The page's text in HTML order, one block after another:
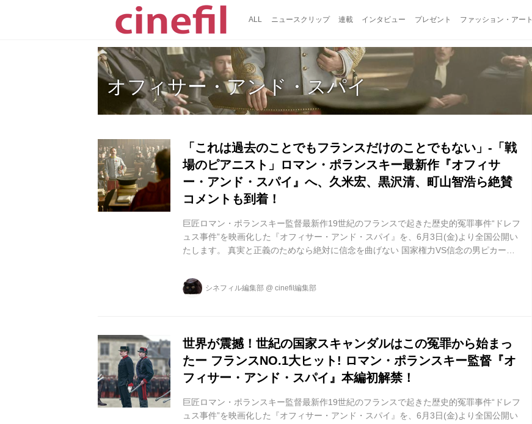
ALL ニュースクリップ 連載 インタビュー プレゼント ファッション・アート
オフィサー・アンド・スパイ
「これは過去のことでもフランスだけのことでもない」-「戦
場のピアニスト」ロマン・ポランスキー最新作『オフィサ
ー・アンド・スパイ』へ、久米宏、黒沢清、町山智浩ら絶賛
コメントも到着！
巨匠ロマン・ポランスキー監督最新作19世紀のフランスで起きた歴史的冤罪事件“ドレフ
ュス事件”を映画化した『オフィサー・アンド・スパイ』を、6月3日(金)より全国公開い
たします。 真実と正義のためなら絶対に信念を曲げない 国家権力VS信念の男ピカール
毀損で訴えられたエミール・ゾラ。彼の証人として主人公ピカールが法廷に立つ場面が
到着。ドレフュスの有罪を画策したアンリ少尉（グレゴリー・ガドゥボワ）が、ピカー
シネフィル編集部 @ cinefil編集部
世界が震撼！世紀の国家スキャンダルはこの冤罪から始まっ
たー フランスNO.1大ヒット! ロマン・ポランスキー監督『オ
フィサー・アンド・スパイ』本編初解禁！
巨匠ロマン・ポランスキー監督最新作19世紀のフランスで起きた歴史的冤罪事件“ドレフ
ュス事件”を映画化した『オフィサー・アンド・スパイ』を、6月3日(金)より全国公開い